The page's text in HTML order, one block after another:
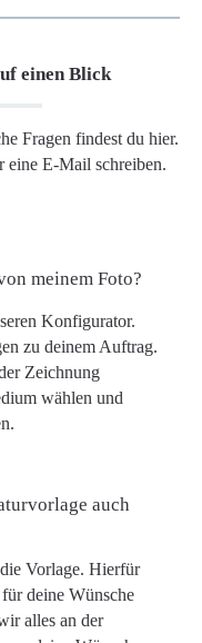
einen Blick
Fragen findest du hier.
eine E-Mail schreiben.
meinem Foto?
Konfigurator.
zu deinem Auftrag.
Zeichnung
wählen und
auch
Vorlage. Hierfür
deine Wünsche
alles an der